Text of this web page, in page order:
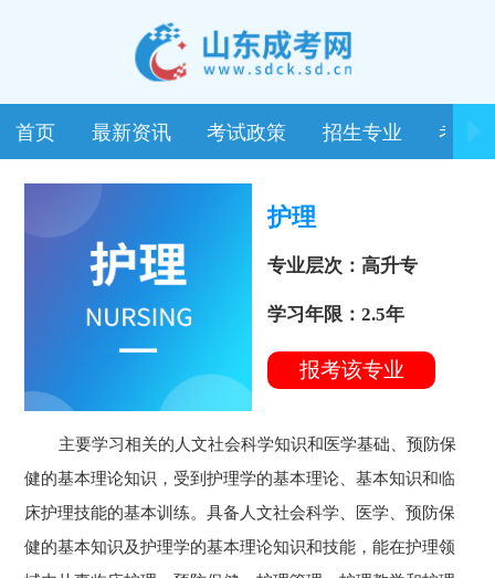
首页 最新资讯 考试政策 招生专业 考试
护理
专业层次：高升专
学习年限：2.5年
报考该专业
主要学习相关的人文社会科学知识和医学基础、预防保
健的基本理论知识，受到护理学的基本理论、基本知识和临
床护理技能的基本训练。具备人文社会科学、医学、预防保
健的基本知识及护理学的基本理论知识和技能，能在护理领